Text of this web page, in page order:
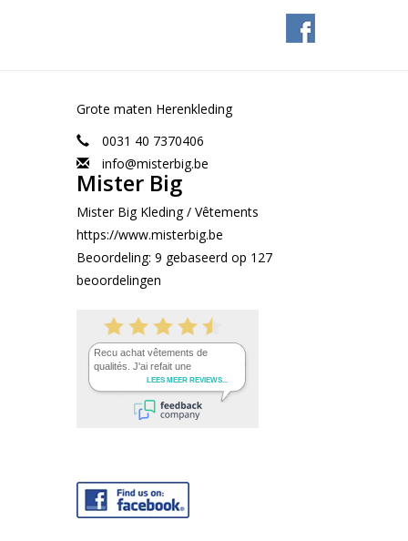
Grote maten Herenkleding
0031 40 7370406
info@misterbig.be
Mister Big
Mister Big Kleding / Vêtements
https://www.misterbig.be
Beoordeling: 9 gebaseerd op 127
beoordelingen